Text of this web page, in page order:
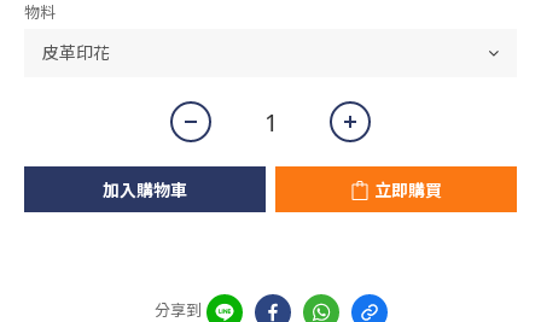
物料
加入購物車 立即購買
分享到